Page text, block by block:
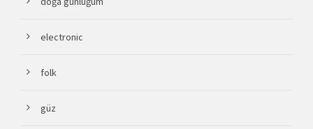
electronic
folk
güz